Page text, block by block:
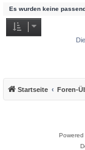
Es wurden keine
Startseite Foren-
Powered